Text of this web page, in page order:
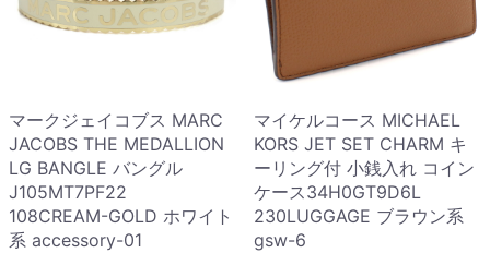
マークジェイコブス MARC
JACOBS THE MEDALLION
LG BANGLE バングル
J105MT7PF22
108CREAM-GOLD ホワイト
系 accessory-01
マイケルコース MICHAEL
KORS JET SET CHARM キ
ーリング付 小銭入れ コイン
ケース34H0GT9D6L
230LUGGAGE ブラウン系
gsw-6